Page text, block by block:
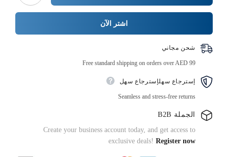
مناديل
150
10
حزمة
اشتر الآن
شحن مجاني
Free standard shipping on orders over AED 99
إسترجاع سهلإسترجاع سهل
Seamless and stress-free returns
الجملة B2B
Create your business account today, and get access to
exclusive deals! Register now